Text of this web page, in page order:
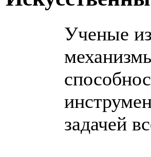
Ученые
задачей